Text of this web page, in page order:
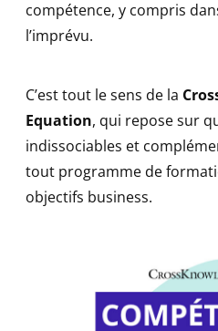
compétence, y compris
l’imprévu.
C’est tout le sens de la
Equation, qui repose sur
indissociables et
tout programme de
objectifs business.